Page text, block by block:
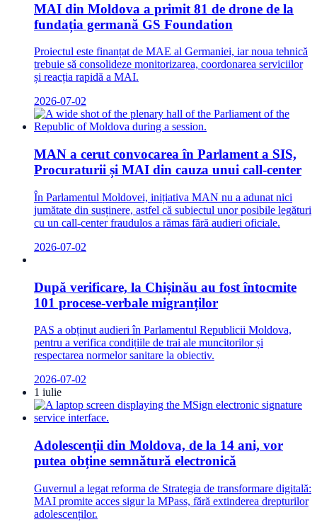
MAI din Moldova a primit 81 de drone de la
fundația germană GS Foundation
Proiectul este finanțat de MAE al Germaniei, iar noua tehnică
trebuie să consolideze monitorizarea, coordonarea serviciilor
și reacția rapidă a MAI.
2026-07-02
MAN a cerut convocarea în Parlament a SIS,
Procuraturii și MAI din cauza unui call-center
În Parlamentul Moldovei, inițiativa MAN nu a adunat nici
jumătate din susținere, astfel că subiectul unor posibile legături
cu un call-center fraudulos a rămas fără audieri oficiale.
2026-07-02
După verificare, la Chișinău au fost întocmite
101 procese-verbale migranților
PAS a obținut audieri în Parlamentul Republicii Moldova,
pentru a verifica condițiile de trai ale muncitorilor și
respectarea normelor sanitare la obiectiv.
2026-07-02
1 iulie
Adolescenții din Moldova, de la 14 ani, vor
putea obține semnătură electronică
Guvernul a legat reforma de Strategia de transformare digitală:
MAI promite acces sigur la MPass, fără extinderea drepturilor
adolescenților.